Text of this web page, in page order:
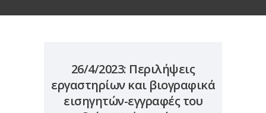
26/4/2023: Περιλήψεις
εργαστηρίων και βιογραφικά
εισηγητών-εγγραφές του